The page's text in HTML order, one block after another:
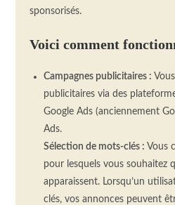
sponsorisés.
Voici comment
Campagnes publicitaires : Vous
publicitaires via des
GoogleAds (anciennement
Ads.
Sélection de mots-clés : Vous
pour lesquels vous souhaitez
apparaissent. Lorsqu’un
clés, vos annonces peuvent